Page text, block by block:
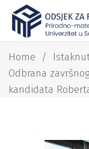
Home /
Odbrana
kandidata